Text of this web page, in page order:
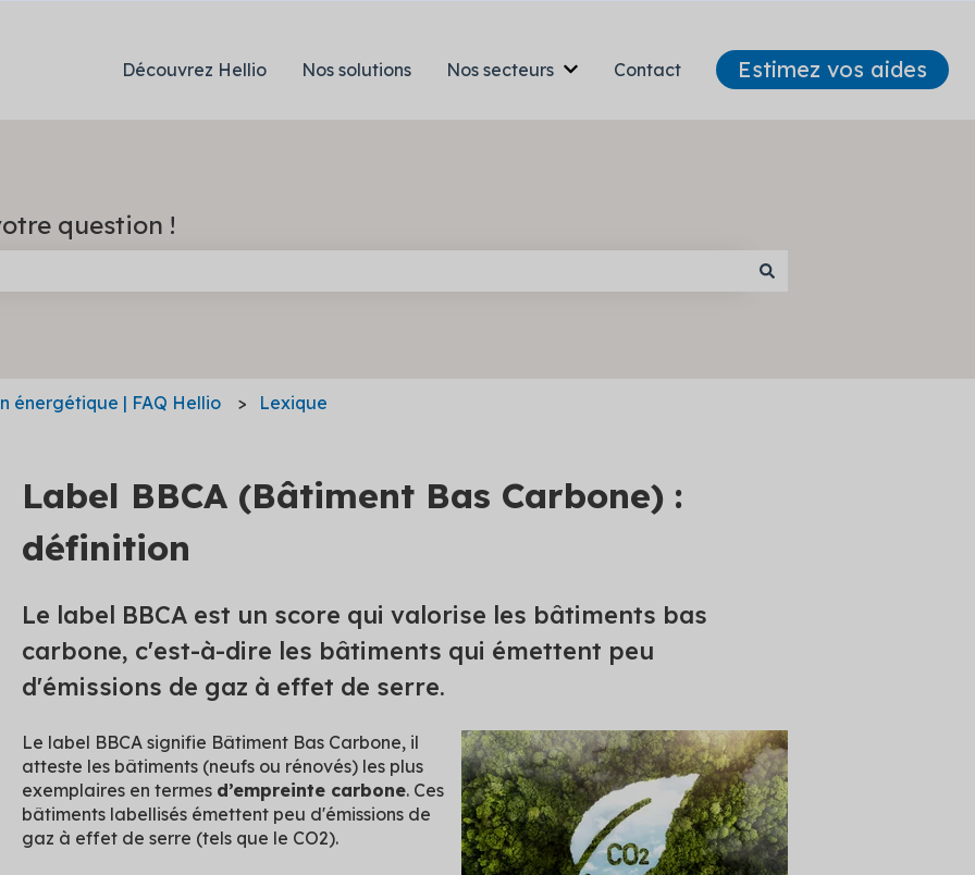
Découvrez Hellio Nos solutions Nos secteurs
Afficher le sous-menu pour Nos secteurs
Contact Estimez vos aides
question !
énergétique | FAQ Hellio Lexique
Label BBCA (Bâtiment Bas Carbone) :
définition
Le label BBCA est un score qui valorise les bâtiments bas
carbone, c'est-à-dire les bâtiments qui émettent peu
d'émissions de gaz à effet de serre.
Le label BBCA signifie Bâtiment Bas Carbone, il
atteste les bâtiments (neufs ou rénovés) les plus
exemplaires en termes d’empreinte carbone. Ces
bâtiments labellisés émettent peu d'émissions de
gaz à effet de serre (tels que le CO2).